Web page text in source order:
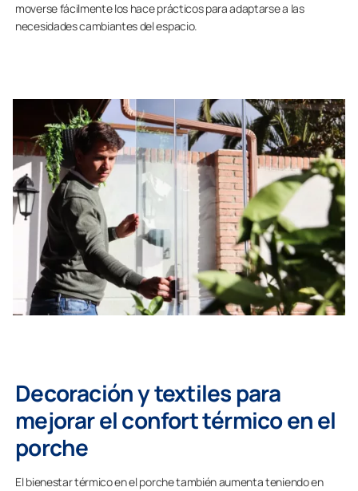
moverse fácilmente los hace prácticos para adaptarse a las
necesidades cambiantes del espacio.
Decoración y textiles para
mejorar el confort térmico en el
porche
El bienestar térmico en el porche también aumenta teniendo en